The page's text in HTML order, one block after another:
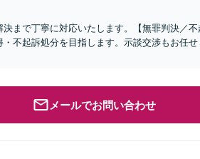
まで丁寧に対応いたします。【無罪判決／
不起訴処分を目指します。示談交渉もお任
メールでお問い合わせ